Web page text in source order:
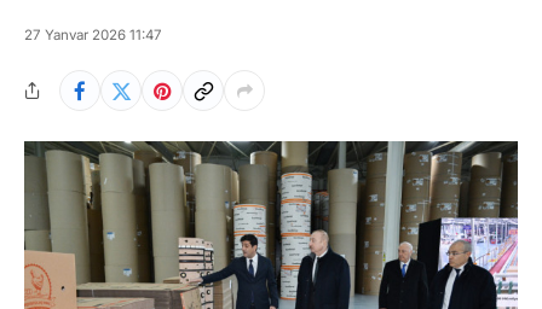
27 Yanvar 2026 11:47